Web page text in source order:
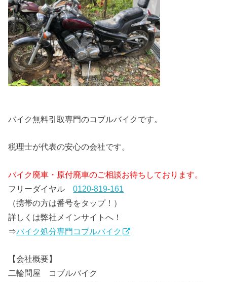
バイク無料引取専門のコブルバイクです。
税理士が代表の安心の会社です。
バイク廃車・原付廃車のご相談お待ちしております。
フリーダイヤル0120-819-161
（携帯の方は番号をタップ！）
詳しくは弊社メインサイトへ！
⇒バイク処分専門コブルバイク
【会社概要】
二輪問屋 コブルバイク